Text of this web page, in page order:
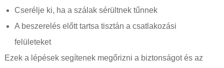
Cserélje ki, ha a szálak sérültnek tűnnek
A beszerelés előtt tartsa tisztán a csatlakozási
felületeket
Ezek a lépések segítenek megőrizni a biztonságot és az